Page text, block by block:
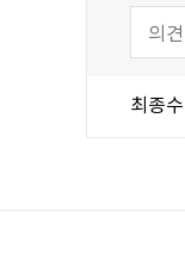
최종